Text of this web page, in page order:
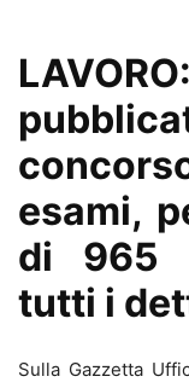
esami,
di 965
tutti i
Sulla Gazzetta